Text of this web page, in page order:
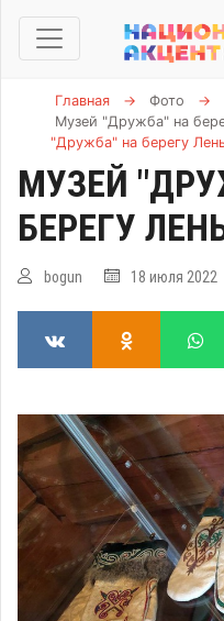
Главная → Фото →
Музей "Дружба" на
"Дружба" на берегу
МУЗЕЙ
БЕРЕГУ
bogun 18 июля 2022